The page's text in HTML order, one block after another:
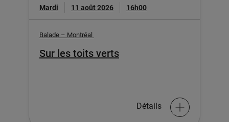
Mardi 11 août 2026 16h00
Balade – Montréal
Sur les toits verts
Détails